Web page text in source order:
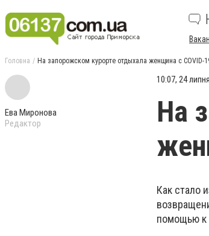
Головна На запорожском курорте отдыхала женщина с CОVID-
Ева Миронова
Редактор
10:07, 24
На
Как стало
помощью к